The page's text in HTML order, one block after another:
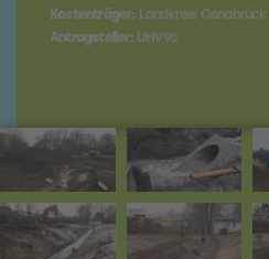
Kostenträger: Landkreis Osnabrück
Antragsteller:UHV96